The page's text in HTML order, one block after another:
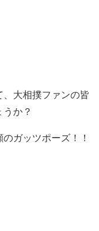
大相撲ファンの皆
か？
ガッツポーズ！！